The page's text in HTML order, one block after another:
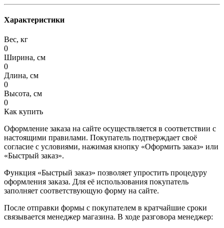
Характеристики
Вес, кг
0
Ширина, см
0
Длина, см
0
Высота, см
0
Как купить
Оформление заказа на сайте осуществляется в соответствии с
настоящими правилами. Покупатель подтверждает своё
согласие с условиями, нажимая кнопку «Оформить заказ» или
«Быстрый заказ».
Функция «Быстрый заказ» позволяет упростить процедуру
оформления заказа. Для её использования покупатель
заполняет соответствующую форму на сайте.
После отправки формы с покупателем в кратчайшие сроки
связывается менеджер магазина. В ходе разговора менеджер: